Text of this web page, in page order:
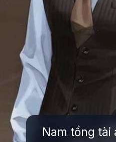
Nam tổng tài